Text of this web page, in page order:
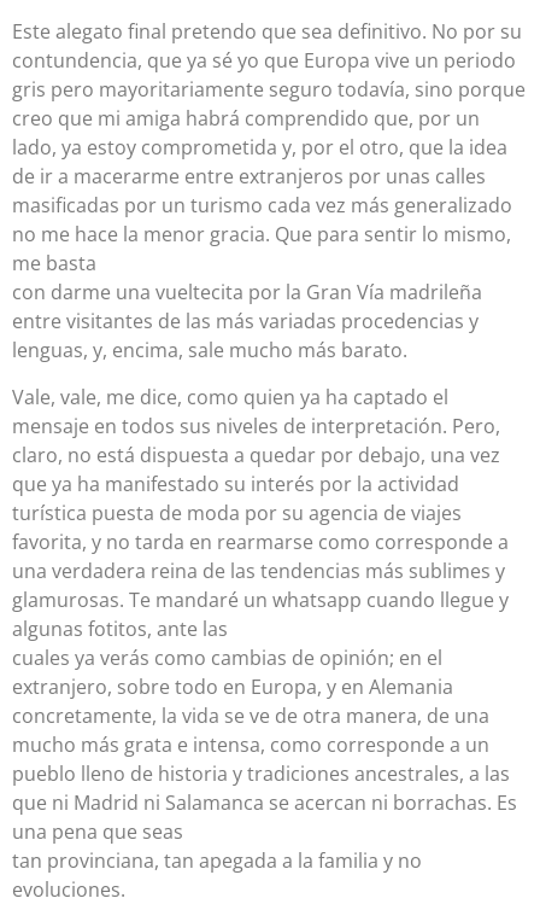
Este alegato final pretendo que sea definitivo. No por su
contundencia, que ya sé yo que Europa vive un periodo
gris pero mayoritariamente seguro todavía, sino porque
creo que mi amiga habrá comprendido que, por un
lado, ya estoy comprometida y, por el otro, que la idea
de ir a macerarme entre extranjeros por unas calles
masificadas por un turismo cada vez más generalizado
no me hace la menor gracia. Que para sentir lo mismo,
me basta
con darme una vueltecita por la Gran Vía madrileña
entre visitantes de las más variadas procedencias y
lenguas, y, encima, sale mucho más barato.
Vale, vale, me dice, como quien ya ha captado el
mensaje en todos sus niveles de interpretación. Pero,
claro, no está dispuesta a quedar por debajo, una vez
que ya ha manifestado su interés por la actividad
turística puesta de moda por su agencia de viajes
favorita, y no tarda en rearmarse como corresponde a
una verdadera reina de las tendencias más sublimes y
glamurosas. Te mandaré un whatsapp cuando llegue y
algunas fotitos, ante las
cuales ya verás como cambias de opinión; en el
extranjero, sobre todo en Europa, y en Alemania
concretamente, la vida se ve de otra manera, de una
mucho más grata e intensa, como corresponde a un
pueblo lleno de historia y tradiciones ancestrales, a las
que ni Madrid ni Salamanca se acercan ni borrachas. Es
una pena que seas
tan provinciana, tan apegada a la familia y no
evoluciones.